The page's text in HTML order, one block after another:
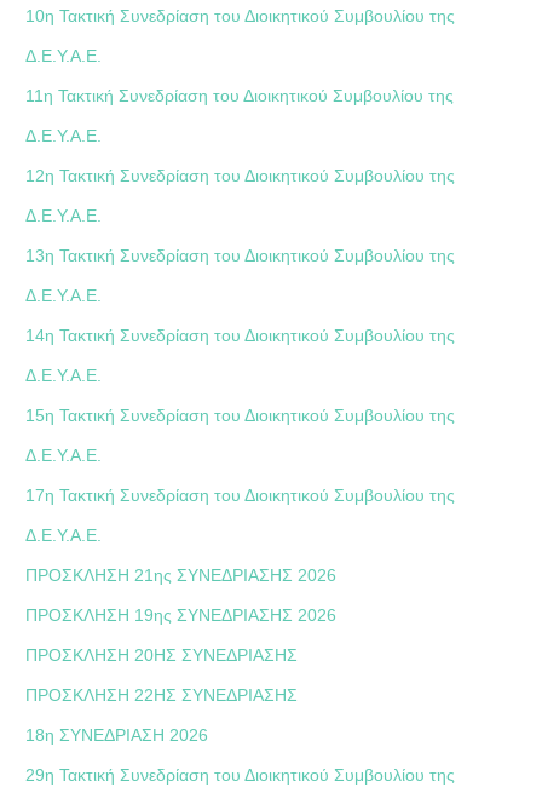
10η Τακτική Συνεδρίαση του Διοικητικού Συμβουλίου της
Δ.Ε.Υ.Α.Ε.
11η Τακτική Συνεδρίαση του Διοικητικού Συμβουλίου της
Δ.Ε.Υ.Α.Ε.
12η Τακτική Συνεδρίαση του Διοικητικού Συμβουλίου της
Δ.Ε.Υ.Α.Ε.
13η Τακτική Συνεδρίαση του Διοικητικού Συμβουλίου της
Δ.Ε.Υ.Α.Ε.
14η Τακτική Συνεδρίαση του Διοικητικού Συμβουλίου της
Δ.Ε.Υ.Α.Ε.
15η Τακτική Συνεδρίαση του Διοικητικού Συμβουλίου της
Δ.Ε.Υ.Α.Ε.
17η Τακτική Συνεδρίαση του Διοικητικού Συμβουλίου της
Δ.Ε.Υ.Α.Ε.
ΠΡΟΣΚΛΗΣΗ 21ης ΣΥΝΕΔΡΙΑΣΗΣ 2026
ΠΡΟΣΚΛΗΣΗ 19ης ΣΥΝΕΔΡΙΑΣΗΣ 2026
ΠΡΟΣΚΛΗΣΗ 20ΗΣ ΣΥΝΕΔΡΙΑΣΗΣ
ΠΡΟΣΚΛΗΣΗ 22ΗΣ ΣΥΝΕΔΡΙΑΣΗΣ
18η ΣΥΝΕΔΡΙΑΣΗ 2026
29η Τακτική Συνεδρίαση του Διοικητικού Συμβουλίου της